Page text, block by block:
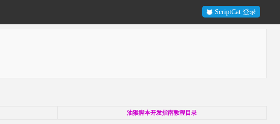
ScriptCat 登录
油猴脚本开发指南教程目录